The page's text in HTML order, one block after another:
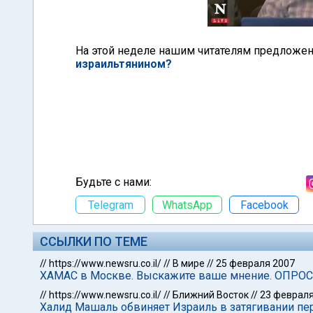
На этой неделе нашим читателям
израильтянином?
Будьте с нами:
Telegram
WhatsApp Facebook
ССЫЛКИ ПО ТЕМЕ
// https://www.newsru.co.il/// В мире //25 февраля 2007
ХАМАС в Москве. Выскажите ваше мнение. ОПРОС
// https://www.newsru.co.il/// Ближний Восток//23
Халид Машаль обвиняет Израиль в затягивании